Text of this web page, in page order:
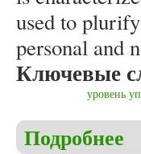
used to
personal and
Ключевые
уровень
Подробнее